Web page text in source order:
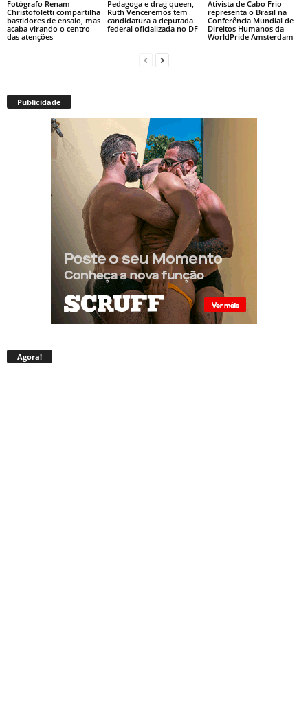
Fotógrafo Renam
Christofoletti compartilha
bastidores de ensaio, mas
acaba virando o centro
das atenções
Pedagoga e drag queen,
Ruth Venceremos tem
candidatura a deputada
federal oficializada no DF
Ativista de Cabo Frio
representa o Brasil na
Conferência Mundial de
Direitos Humanos da
WorldPride Amsterdam
Publicidade
Agora!